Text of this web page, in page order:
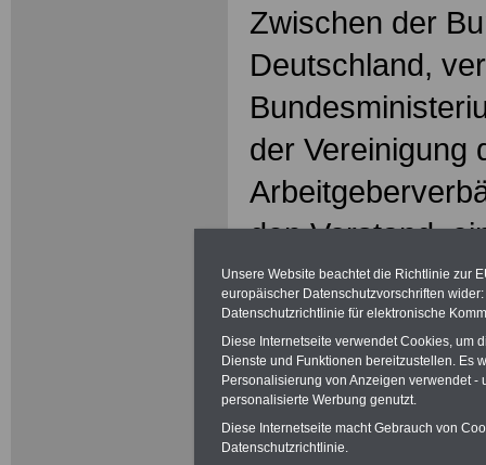
Zwischen der
Deutschland,
der Vereinigung
den Vorstand,
Vereinte
(ver.di),
handelnd für -
Polizei, -
Unsere Website beachtet die Richtlinie zur
europäischer Datenschutzvorschriften
Datenschutzrichtlinie für elektronische
Diese Internetseite verwendet Cookies, um
Dienste und Funktionen bereitzustellen. Es
Personalisierung von Anzeigen verwendet
personalisierte Werbung genutzt.
Diese Internetseite macht Gebrauch von
Datenschutzrichtlinie.